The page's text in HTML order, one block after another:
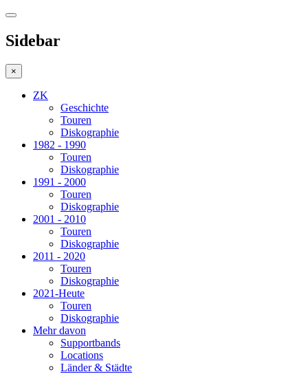
Sidebar
×
ZK
Geschichte
Touren
Diskographie
1982 - 1990
Touren
Diskographie
1991 - 2000
Touren
Diskographie
2001 - 2010
Touren
Diskographie
2011 - 2020
Touren
Diskographie
2021-Heute
Touren
Diskographie
Mehr davon
Supportbands
Locations
Länder & Städte